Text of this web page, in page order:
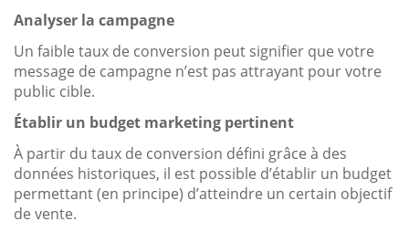
Analyser la campagne
Un faible taux de conversion peut signifier que votre
message de campagne n’est pas attrayant pour votre
public cible.
Établir un budget marketing pertinent
À partir du taux de conversion défini grâce à des
données historiques, il est possible d’établir un budget
permettant (en principe) d’atteindre un certain objectif
de vente.